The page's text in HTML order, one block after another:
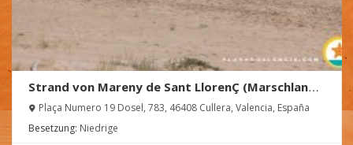
Strand von Mareny de Sant LlorenÇ (Marschland
von San Lorenzo)
Plaça Numero 19 Dosel, 783, 46408 Cullera, Valencia, España
Besetzung: Niedrige